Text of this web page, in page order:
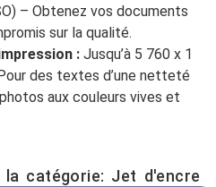
– Obtenez vos documents
sur la qualité.
: Jusqu’à 5 760 x 1
des textes d’une netteté
aux couleurs vives et
catégorie: Jet d'encre